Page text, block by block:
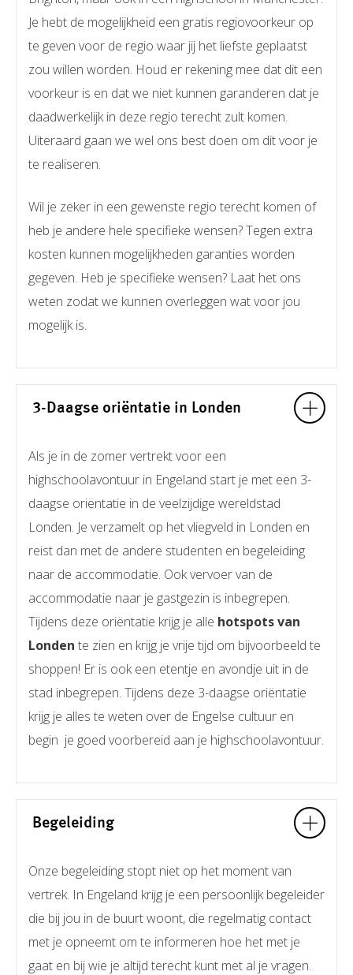
Je hebt de mogelijkheid een gratis regiovoorkeur op
te geven voor de regio waar jij het liefste geplaatst
zou willen worden. Houd er rekening mee dat dit een
voorkeur is en dat we niet kunnen garanderen dat je
daadwerkelijk in deze regio terecht zult komen.
Uiteraard gaan we wel ons best doen om dit voor je
te realiseren.
Wil je zeker in een gewenste regio terecht komen of
heb je andere hele specifieke wensen? Tegen extra
kosten kunnen mogelijkheden garanties worden
gegeven. Heb je specifieke wensen? Laat het ons
weten zodat we kunnen overleggen wat voor jou
mogelijk is.
3-Daagse oriëntatie in Londen
Als je in de zomer vertrekt voor een
highschoolavontuur in Engeland start je met een 3-
daagse oriëntatie in de veelzijdige wereldstad
Londen. Je verzamelt op het vliegveld in Londen en
reist dan met de andere studenten en begeleiding
naar de accommodatie. Ook vervoer van de
accommodatie naar je gastgezin is inbegrepen.
Tijdens deze oriëntatie krijg je alle hotspots van
Londen te zien en krijg je vrije tijd om bijvoorbeeld te
shoppen! Er is ook een etentje en avondje uit in de
stad inbegrepen. Tijdens deze 3-daagse oriëntatie
krijg je alles te weten over de Engelse cultuur en
begin je goed voorbereid aan je highschoolavontuur.
Begeleiding
Onze begeleiding stopt niet op het moment van
vertrek. In Engeland krijg je een persoonlijk begeleider
die bij jou in de buurt woont, die regelmatig contact
met je opneemt om te informeren hoe het met je
gaat en bij wie je altijd terecht kunt met al je vragen.